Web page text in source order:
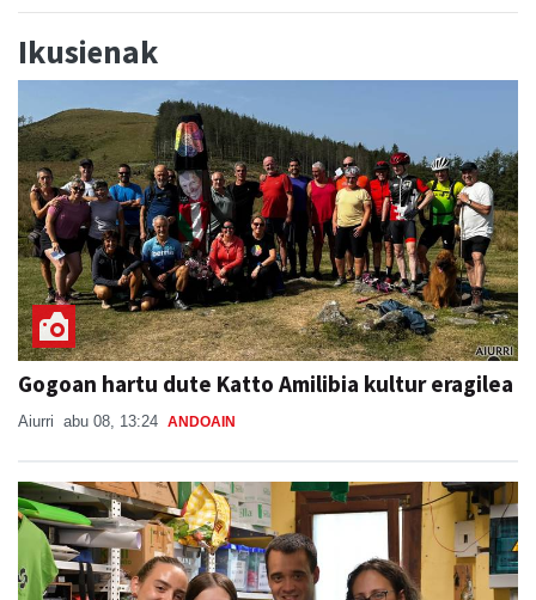
Ikusienak
Gogoan hartu dute Katto Amilibia kultur eragilea
Aiurri abu 08, 13:24 ANDOAIN